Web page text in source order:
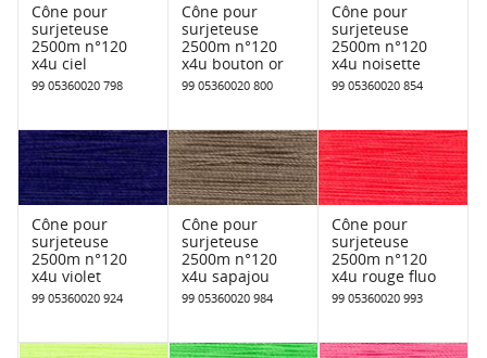
Cône pour
surjeteuse
2500m n°120
x4u ciel
99 05360020 798
Cône pour
surjeteuse
2500m n°120
x4u bouton or
99 05360020 800
Cône pour
surjeteuse
2500m n°120
x4u noisette
99 05360020 854
Cône pour
surjeteuse
2500m n°120
x4u violet
99 05360020 924
Cône pour
surjeteuse
2500m n°120
x4u sapajou
99 05360020 984
Cône pour
surjeteuse
2500m n°120
x4u rouge fluo
99 05360020 993